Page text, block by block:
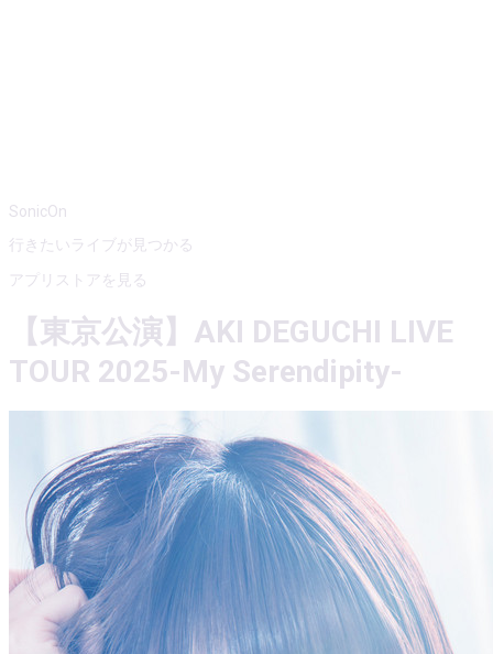
SonicOn
行きたいライブが見つかる
アプリストアを見る
【東京公演】AKI DEGUCHI LIVE
TOUR 2025-My Serendipity-